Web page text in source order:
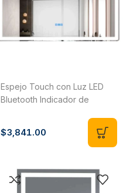
Espejo Touch con Luz LED
Bluetooth Indicador de
$3,841.00